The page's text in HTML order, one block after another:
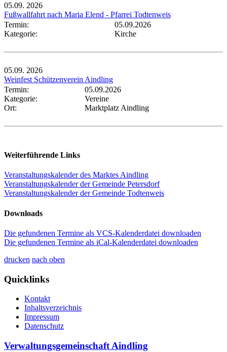
05.09. 2026
Fußwallfahrt nach Maria Elend - Pfarrei Todtenweis
Termin:
05.09.2026
Kategorie:
Kirche
05.09. 2026
Weinfest Schützenverein Aindling
Termin:
05.09.2026
Kategorie:
Vereine
Ort:
Marktplatz Aindling
Weiterführende Links
Veranstaltungskalender des Marktes Aindling
Veranstaltungskalender der Gemeinde Petersdorf
Veranstaltungskalender der Gemeinde Todtenweis
Downloads
Die gefundenen Termine als VCS-Kalenderdatei downloaden
Die gefundenen Termine als iCal-Kalenderdatei downloaden
drucken nach oben
Quicklinks
Kontakt
Inhaltsverzeichnis
Impressum
Datenschutz
Verwaltungsgemeinschaft Aindling